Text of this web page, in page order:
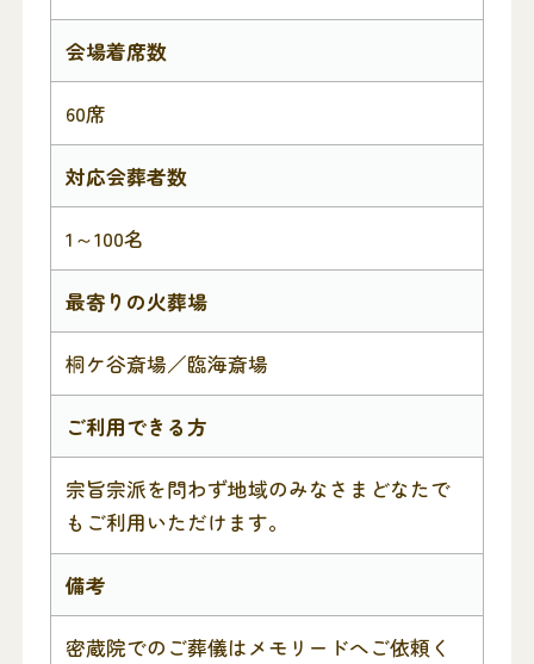
会場着席数
60席
対応会葬者数
1～100名
最寄りの火葬場
桐ケ谷斎場／臨海斎場
ご利用できる方
宗旨宗派を問わず地域のみなさまどなたで
もご利用いただけます。
備考
密蔵院でのご葬儀はメモリードへご依頼く